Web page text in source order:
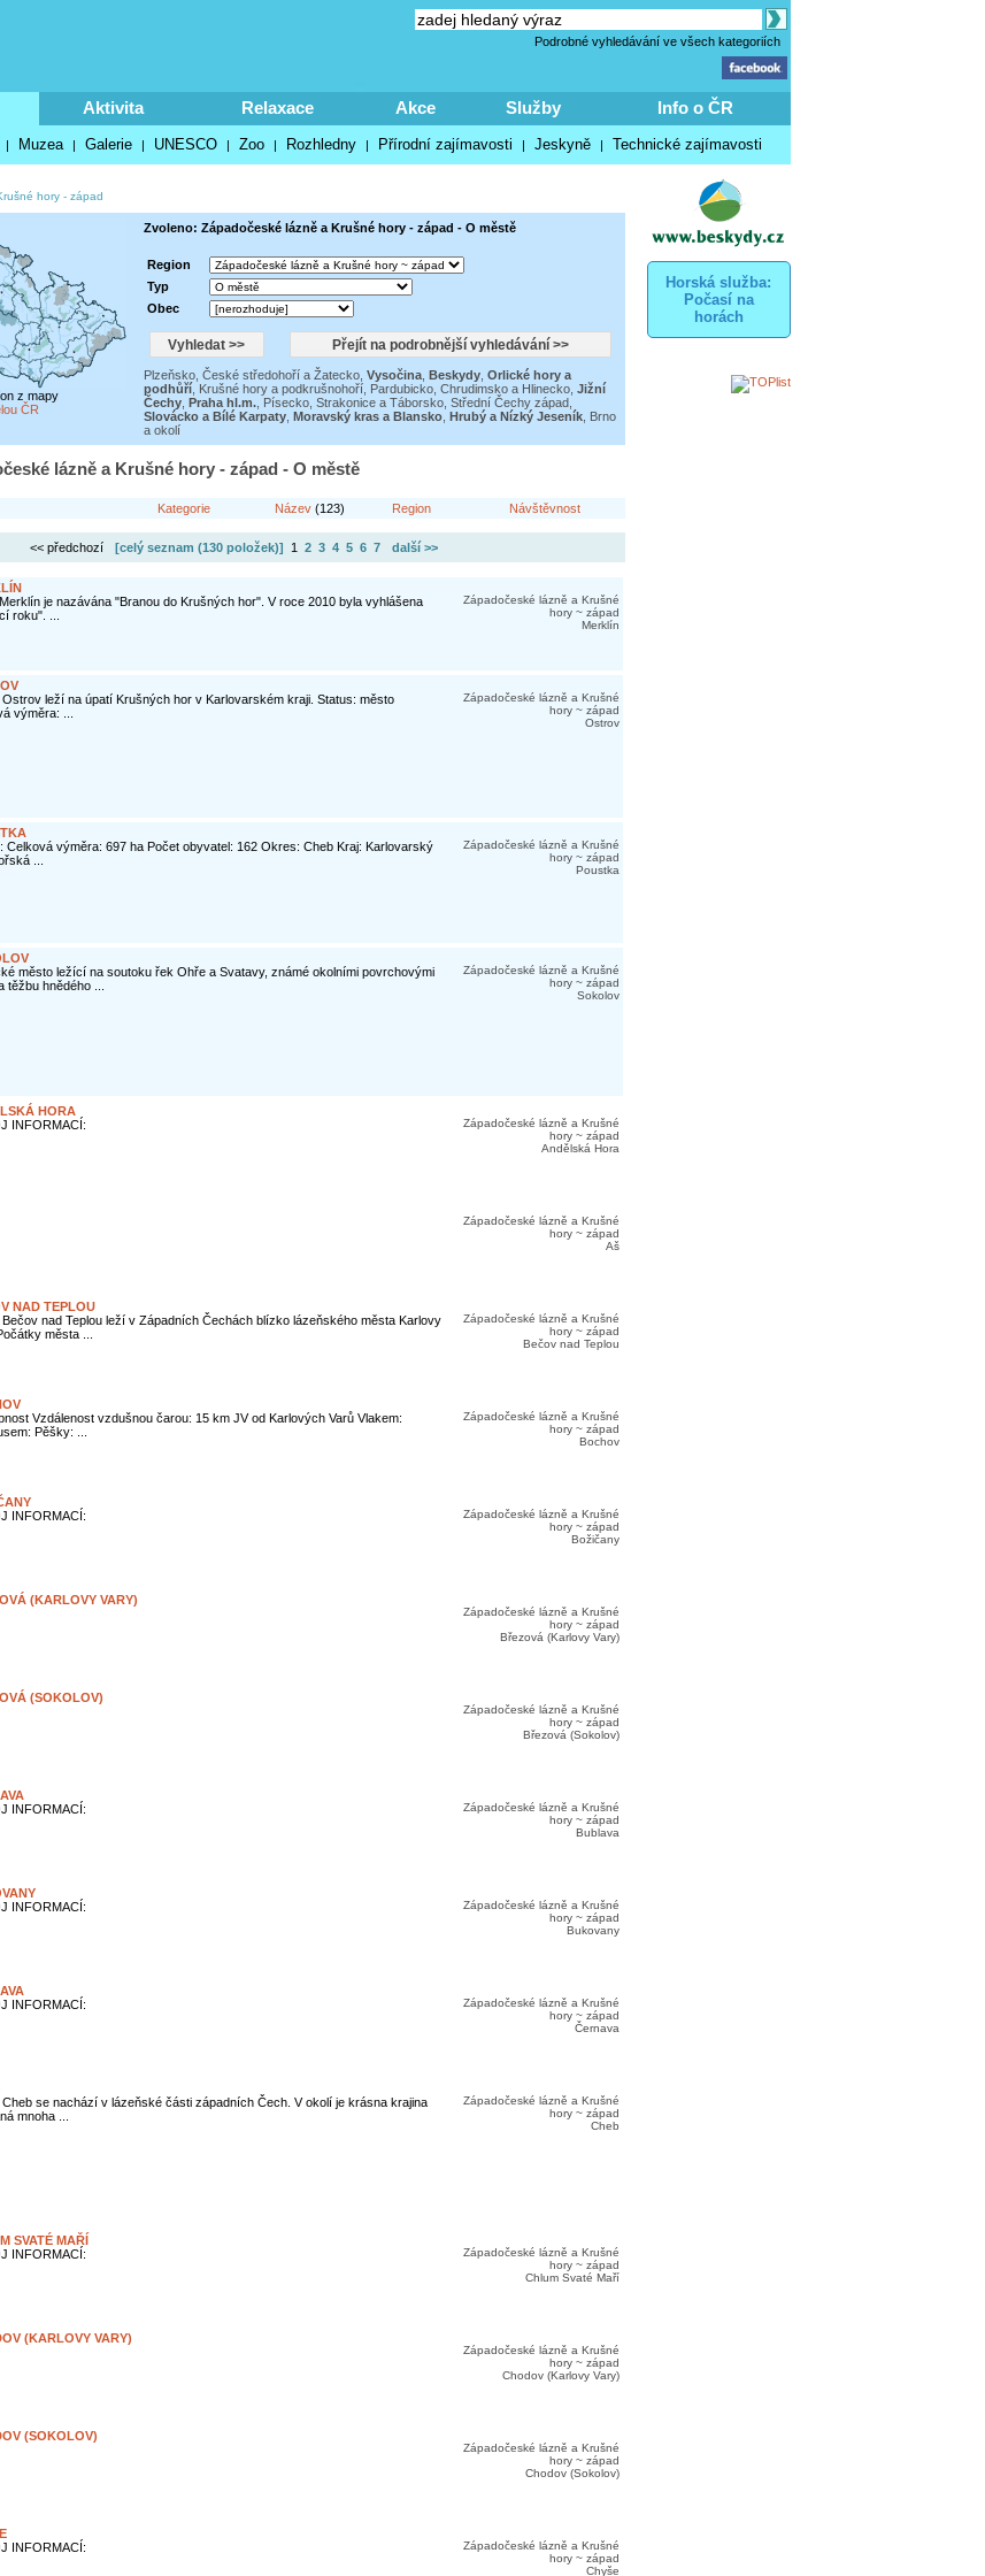
Podrobné vyhledávání ve všech kategoriích
Aktivita Relaxace Akce Služby Info o ČR
| Muzea | Galerie | UNESCO | Zoo | Rozhledny | Přírodní zajímavosti | Jeskyně | Technické zajímavosti
Horská služba:
Počasí na
horách
hory - západ
z mapy
ČR
Zvoleno: Západočeské lázně a Krušné hory - západ - O městě
Region
Typ
Obec
Plzeňsko, České středohoří a Žatecko, Vysočina, Beskydy, Orlické hory a
podhůří, Krušné hory a podkrušnohoří, Pardubicko, Chrudimsko a Hlinecko, Jižní
Čechy, Praha hl.m., Písecko, Strakonice a Táborsko, Střední Čechy západ,
Slovácko a Bílé Karpaty, Moravský kras a Blansko, Hrubý a Nízký Jeseník, Brno
a okolí
lázně a Krušné hory - západ - O městě
Kategorie Název(123) Region Návštěvnost
<< předchozí [celý seznam (130 položek)] 1 2 3 4 5 6 7 další >>
je nazávána "Branou do Krušných hor". V roce 2010 byla vyhlášena
roku". ...
Západočeské lázně a Krušné
hory ~ západ
Merklín
Ostrov leží na úpatí Krušných hor v Karlovarském kraji. Status: město
výměra: ...
Západočeské lázně a Krušné
hory ~ západ
Ostrov
Celková výměra: 697 ha Počet obyvatel: 162 Okres: Cheb Kraj: Karlovarský
...
Západočeské lázně a Krušné
hory ~ západ
Poustka
město ležící na soutoku řek Ohře a Svatavy, známé okolními povrchovými
těžbu hnědého ...
Západočeské lázně a Krušné
hory ~ západ
Sokolov
HORA
INFORMACÍ:
Západočeské lázně a Krušné
hory ~ západ
Andělská Hora
Západočeské lázně a Krušné
hory ~ západ
Aš
NAD TEPLOU
nad Teplou leží v Západních Čechách blízko lázeňského města Karlovy
města ...
Západočeské lázně a Krušné
hory ~ západ
Bečov nad Teplou
Vzdálenost vzdušnou čarou: 15 km JV od Karlových Varů Vlakem:
Pěšky: ...
Západočeské lázně a Krušné
hory ~ západ
Bochov
INFORMACÍ:
Západočeské lázně a Krušné
hory ~ západ
Božičany
(KARLOVY VARY)
Západočeské lázně a Krušné
hory ~ západ
Březová (Karlovy Vary)
(SOKOLOV)
Západočeské lázně a Krušné
hory ~ západ
Březová (Sokolov)
INFORMACÍ:
Západočeské lázně a Krušné
hory ~ západ
Bublava
INFORMACÍ:
Západočeské lázně a Krušné
hory ~ západ
Bukovany
INFORMACÍ:
Západočeské lázně a Krušné
hory ~ západ
Černava
Cheb se nachází v lázeňské části západních Čech. V okolí je krásna krajina
mnoha ...
Západočeské lázně a Krušné
hory ~ západ
Cheb
SVATÉ MAŘÍ
INFORMACÍ:
Západočeské lázně a Krušné
hory ~ západ
Chlum Svaté Maří
(KARLOVY VARY)
Západočeské lázně a Krušné
hory ~ západ
Chodov (Karlovy Vary)
(SOKOLOV)
Západočeské lázně a Krušné
hory ~ západ
Chodov (Sokolov)
INFORMACÍ:
Západočeské lázně a Krušné
hory ~ západ
Chyše